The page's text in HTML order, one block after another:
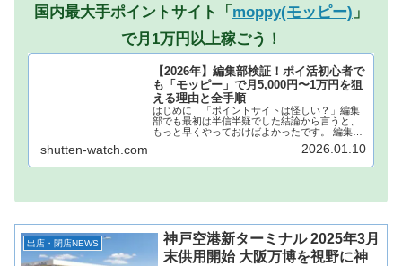
国内最大手ポイントサイト「 moppy(モッピー) 」
で月1万円以上稼ごう！
【2026年】編集部検証！ポイ活初心者で
も「モッピー」で月5,000円〜1万円を狙
える理由と全手順
はじめに｜「ポイントサイトは怪しい？」編集
部でも最初は半信半疑でした結論から言うと、
もっと早くやっておけばよかったです。 編集部
でもこれまで何度も「ポイ活」の広告を目にし
てきましたが、本当にお金になるの？個人情報
shutten-watch.com 2026.01.10
出店・閉店NEWS
神戸空港新ターミナル 2025年3月
末供用開始 大阪万博を視野に神